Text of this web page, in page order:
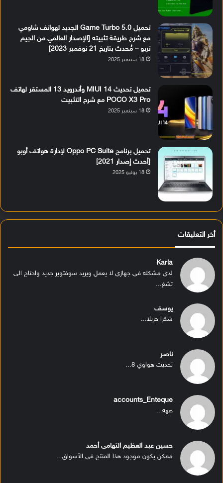
تحميل Game Turbo 5.0 الجديد لهواتف شاومي
مع شرح طريقة تثبيته [الإصدار العالمي من الجيم
تربو – مُحدث بتاريخ 21 نوفمبر 2023]
18 سبتمبر 2025
تحميل تحديث MIUI 14 وأندرويد 13 المستقر لهاتف
POCO X3 Pro مع شرح التثبيت
18 سبتمبر 2025
تحميل برنامج Oppo PC Suite لإدارة هواتف أوبو
[أحدث إصدار 2021]
18 يوليو 2025
أخر التعليقات
Karla
لدي مشكله في جهازي لا يعمل ويريد سوفتوير جديد واحتاج الى
تشغ...
يوسف
شكرا جزيلا...
ناصر
تحديث هواوي 8...
accounts_Enteque
ههه...
حسين عبد العظيم التهامى أحمد
ممكن يكون موجود هذا المنتج في الأسواق...